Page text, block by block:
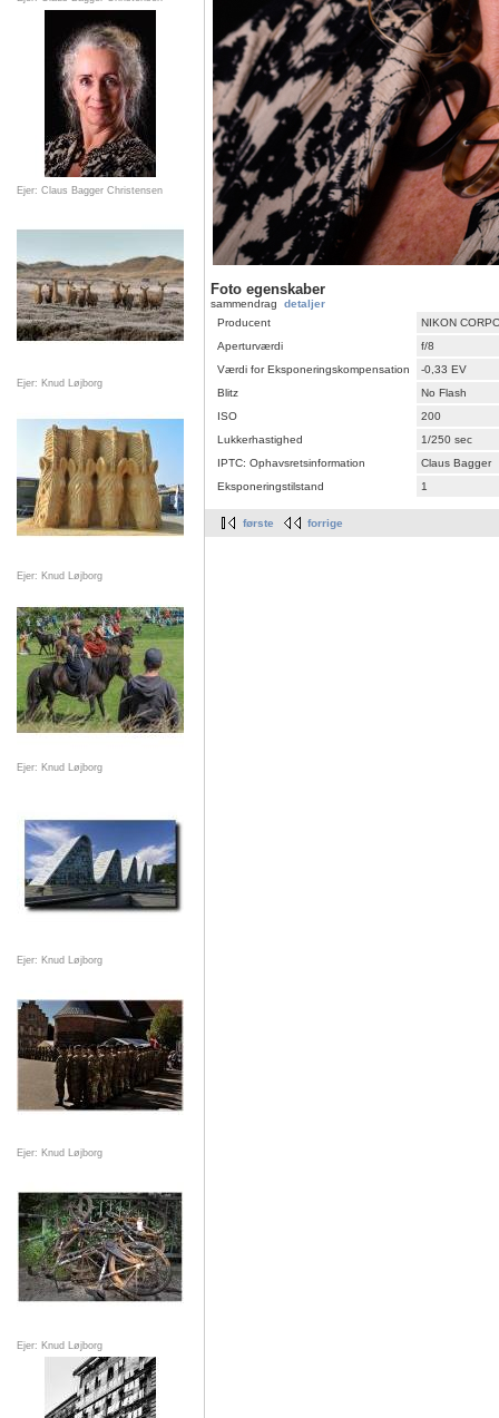
Ejer: Claus Bagger Christensen
Ejer: Knud Løjborg
Ejer: Knud Løjborg
Ejer: Knud Løjborg
Ejer: Knud Løjborg
Ejer: Knud Løjborg
Ejer: Knud Løjborg
Foto egenskaber
sammendrag detaljer
Producent
NIKON
Aperturværdi
f/8
Værdi for Eksponeringskompensation
-0,33 EV
Blitz
No Flash
ISO
200
Lukkerhastighed
1/250 sec
IPTC: Ophavsretsinformation
Claus Bagger
Eksponeringstilstand
1
første forrige